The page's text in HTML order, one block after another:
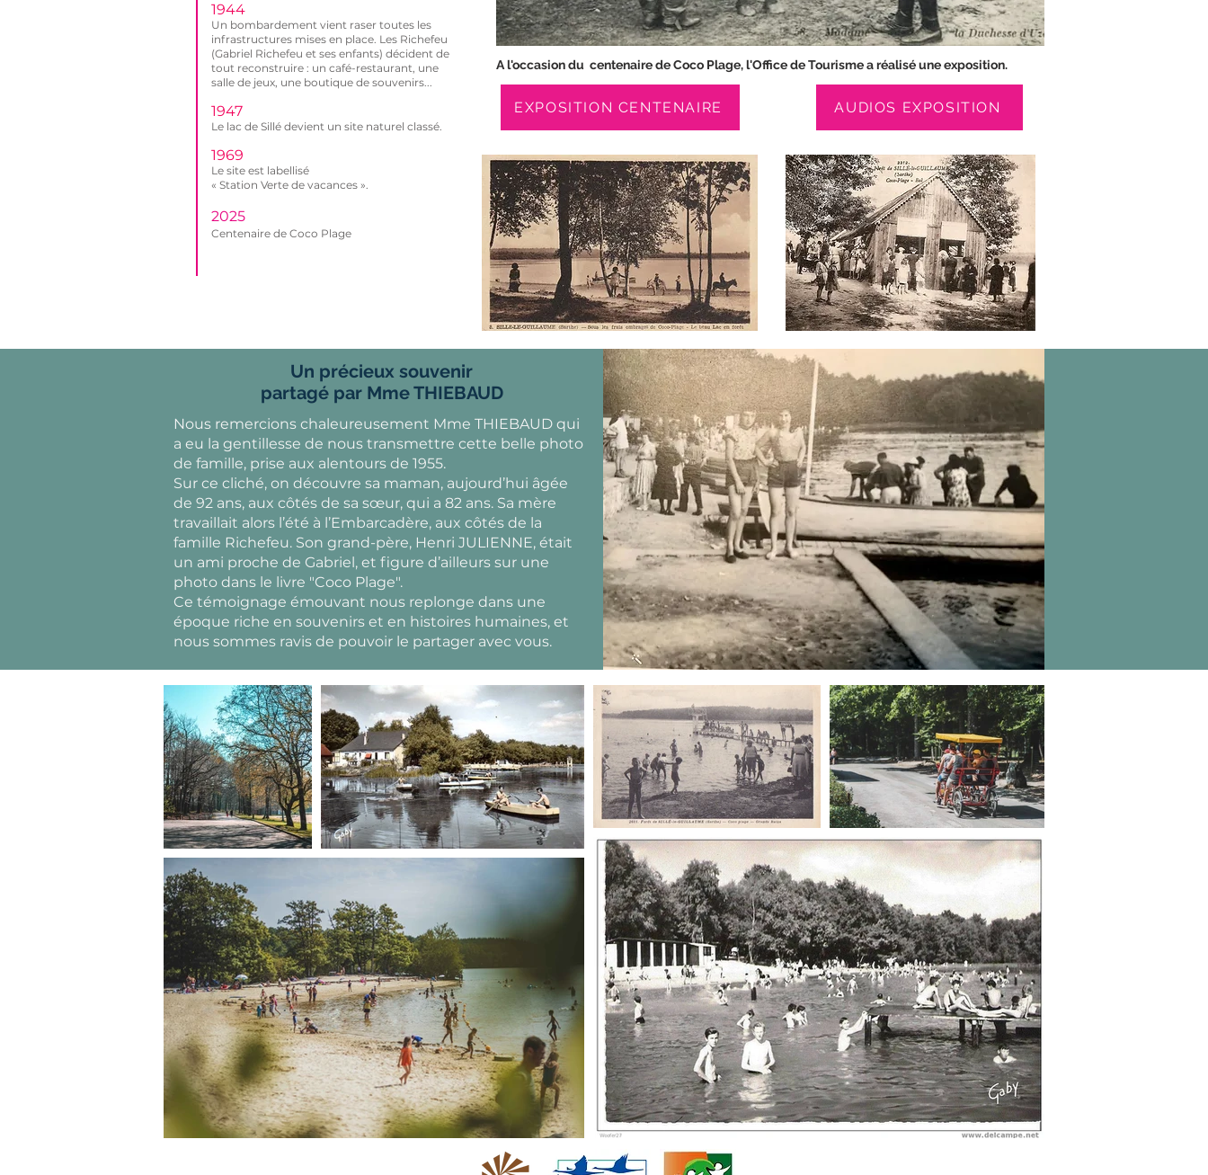
1944
Un bombardement vient raser toutes les
infrastructures mises en place. Les Richefeu
(Gabriel Richefeu et ses enfants) décident de
tout reconstruire : un café-restaurant, une
salle de jeux, une boutique de souvenirs...
1947
Le lac de Sillé devient un site naturel classé.
1969
Le site est labellisé
« Station Verte de vacances ».
2025
Centenaire de Coco Plage
A l'occasion du centenaire de Coco Plage, l'Office de Tourisme a réalisé une exposition.
EXPOSITION CENTENAIRE AUDIOS EXPOSITION
Un précieux souvenir
partagé par Mme THIEBAUD
Nous remercions chaleureusement Mme THIEBAUD qui
a eu la gentillesse de nous transmettre cette belle photo
de famille, prise aux alentours de 1955.
Sur ce cliché, on découvre sa maman, aujourd’hui âgée
de 92 ans, aux côtés de sa sœur, qui a 82 ans. Sa mère
travaillait alors l’été à l’Embarcadère, aux côtés de la
famille Richefeu. Son grand-père, Henri JULIENNE, était
un ami proche de Gabriel, et figure d’ailleurs sur une
photo dans le livre "Coco Plage".
Ce témoignage émouvant nous replonge dans une
époque riche en souvenirs et en histoires humaines, et
nous sommes ravis de pouvoir le partager avec vous.